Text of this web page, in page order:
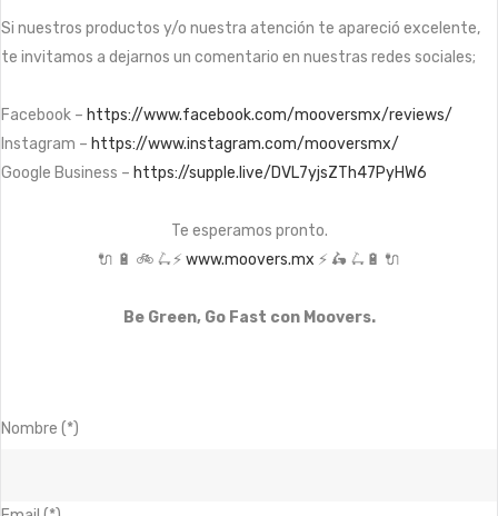
Si nuestros productos y/o nuestra atención te apareció excelente,
te invitamos a dejarnos un comentario en nuestras redes sociales;
Facebook – https://www.facebook.com/mooversmx/reviews/
Instagram – https://www.instagram.com/mooversmx/
Google Business – https://supple.live/DVL7yjsZTh47PyHW6
Te esperamos pronto.
🔌 🔋 🚲 🛴⚡️ www.moovers.mx ⚡️ 🛵 🛴🔋 🔌
Be Green, Go Fast con Moovers.
Nombre (*)